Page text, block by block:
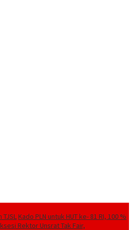
TJSLKado PLN untuk HUT ke- 81 RI, 100 %
Rektor Unsrat Tak Fair,